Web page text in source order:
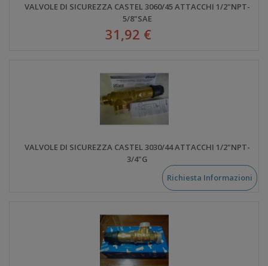
VALVOLE DI SICUREZZA CASTEL 3060/45 ATTACCHI 1/2"NPT-
5/8"SAE
31,92 €
VALVOLE DI SICUREZZA CASTEL 3030/44 ATTACCHI 1/2"NPT-
3/4"G
Richiesta Informazioni